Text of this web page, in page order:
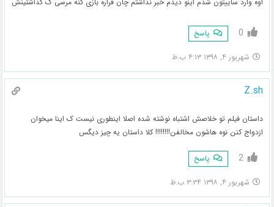
0 پاسخ
شهریور ۴, ۱۳۹۸ ۴:۱۳ ب.ظ
Z.sh
داستان فیلم تو خلاصش اشتباه نوشته شده اصلا اینطوری نیست ک اینا میخوان
ازدواج کنن نوه هاشون مخالفن!!!!!!!! کلا داستان یه چیز دیگس
2 پاسخ
شهریور ۴, ۱۳۹۸ ۳:۳۴ ب.ظ